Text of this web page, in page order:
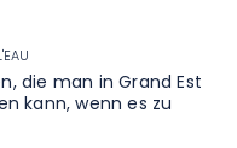
die man in Grand Est
kann, wenn es zu